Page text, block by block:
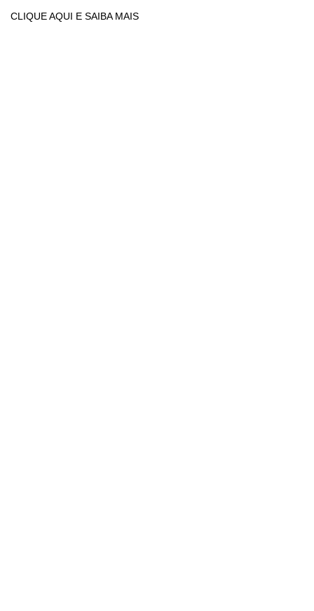
CLIQUE AQUI E SAIBA MAIS